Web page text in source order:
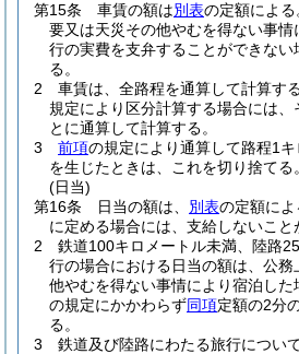
第15条
車賃の額は別表の定額による
要又は天災その他やむを得ない事
行の実費を支弁することができない
る。
2
車賃は、全路程を通算して計算する
規定により区分計算する場合には
とに通算して計算する。
3
前項の規定により通算して路程1
を生じたときは、これを切り捨てる。
(日当)
第16条
日当の額は、 別表の定額によ
に定める場合には、支給しないこと
2
鉄道100キロメートル未満、陸路
行の場合における日当の額は、公
他やむを得ない事情により宿泊した
の規定にかかわらず同項定額の2分
る。
3
鉄道及び陸路にわたる旅行につい